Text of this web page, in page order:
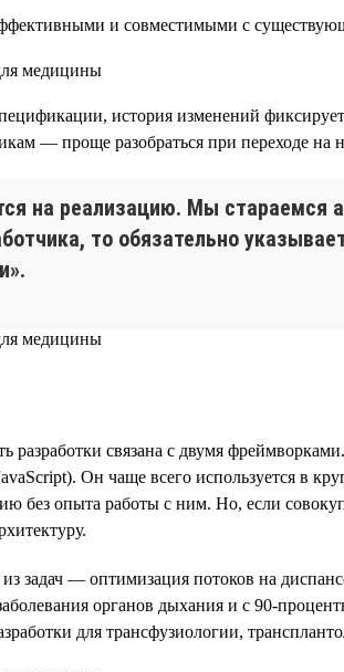
и совместимыми с
история изменений
— проще разобраться при переходе на
на реализацию. Мы стараемся
то обязательно
разработки связана с двумя
Он чаще всего используется в
без опыта работы с ним. Но, если
— оптимизация потоков на
органов дыхания и с 90-
для трансфузиологии,